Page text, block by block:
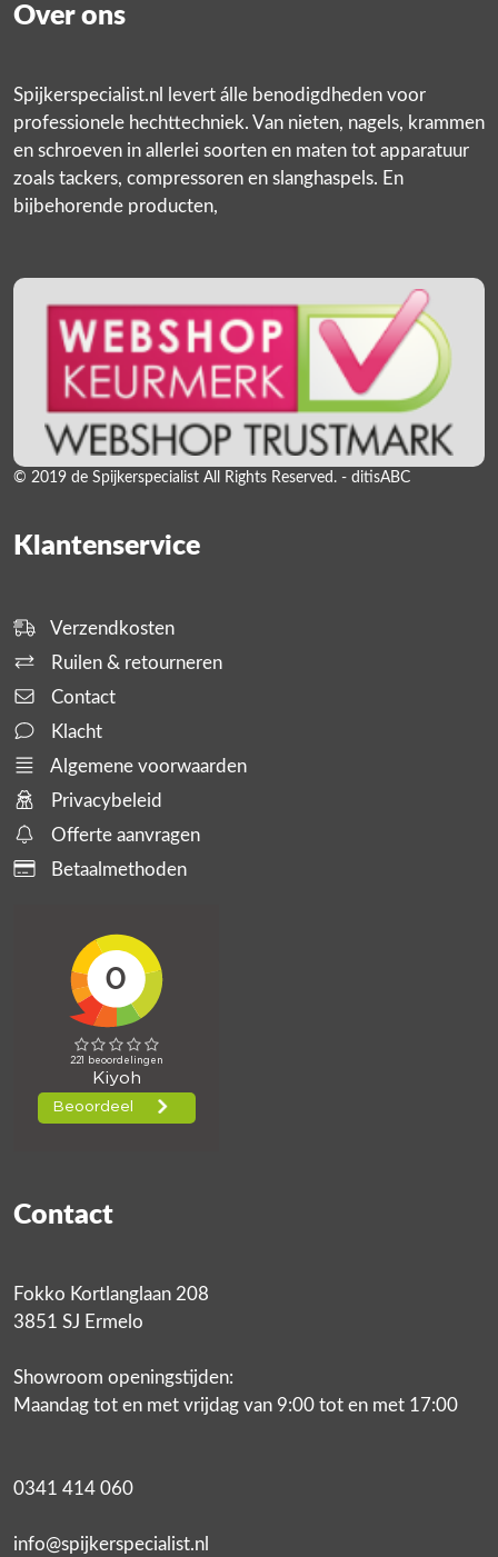
Over ons
Spijkerspecialist.nl levert álle benodigdheden voor
professionele hechttechniek. Van nieten, nagels, krammen
en schroeven in allerlei soorten en maten tot apparatuur
zoals tackers, compressoren en slanghaspels. En
bijbehorende producten,
© 2019 de Spijkerspecialist All Rights Reserved. - ditisABC
Klantenservice
Verzendkosten
Ruilen & retourneren
Contact
Klacht
Algemene voorwaarden
Privacybeleid
Offerte aanvragen
Betaalmethoden
Contact
Fokko Kortlanglaan 208
3851 SJ Ermelo
Showroom openingstijden:
Maandag tot en met vrijdag van 9:00 tot en met 17:00
0341 414 060
info@spijkerspecialist.nl